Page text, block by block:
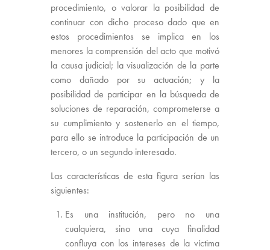
procedimiento, o valorar la posibilidad de
continuar con dicho proceso dado que en
estos procedimientos se implica en los
menores la comprensión del acto que motivó
la causa judicial; la visualización de la parte
como dañado por su actuación; y la
posibilidad de participar en la búsqueda de
soluciones de reparación, comprometerse a
su cumplimiento y sostenerlo en el tiempo,
para ello se introduce la participación de un
tercero, o un segundo interesado.
Las características de esta figura serían las
siguientes:
Es una institución, pero no una
cualquiera, sino una cuya finalidad
confluya con los intereses de la víctima